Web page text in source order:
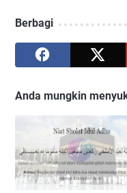
Berbagi
Anda mungkin